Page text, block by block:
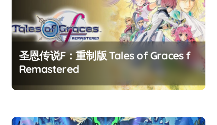
圣恩传说F：重制版 Tales of Graces f
Remastered